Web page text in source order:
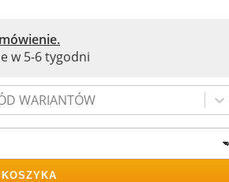
w 5-6 tygodni
WARIANTÓW